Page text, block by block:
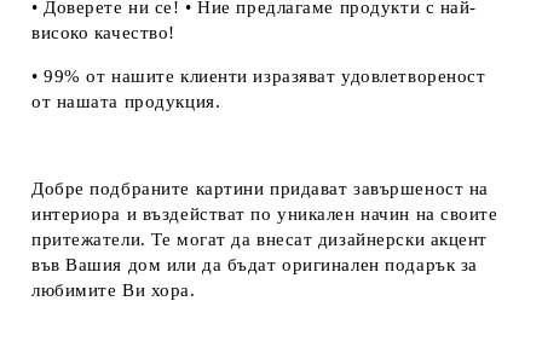
• Доверете ни се! • Ние предлагаме продукти с най-
високо качество!
• 99% от нашите клиенти изразяват удовлетвореност
от нашата продукция.
Добре подбраните картини придават завършеност на
интериора и въздействат по уникален начин на своите
притежатели. Те могат да внесат дизайнерски акцент
във Вашия дом или да бъдат оригинален подарък за
любимите Ви хора.